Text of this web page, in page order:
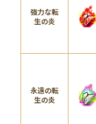
強力な転
生の炎
永遠の転
生の炎